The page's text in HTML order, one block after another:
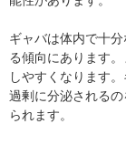
ギャバは体内で十
る傾向にあります
しやすくなります
過剰に分泌される
られます。